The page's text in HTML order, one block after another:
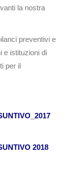
la nostra
preventivi e
e istituzioni di
per il
2018